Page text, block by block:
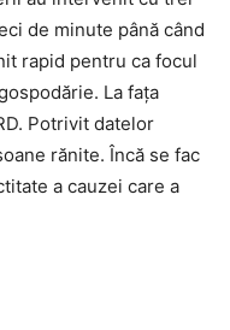
de minute până când
rapid pentru ca focul
La fața
Potrivit datelor
rănite. Încă se fac
a cauzei care a